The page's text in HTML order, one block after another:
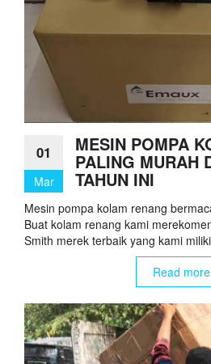
01
Mar
MESIN POMPA
PALING MURAH
TAHUN INI
Mesin pompa kolam renang
Buat kolam renang kami
Smith merek terbaik yang kami
Read more